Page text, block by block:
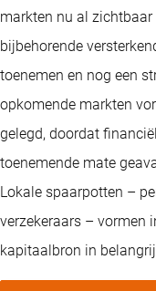
markten nu al
bijbehorende
toenemen en nog een
opkomende markten
gelegd, doordat
toenemende mate
Lokale spaarpotten –
verzekeraars – vormen
kapitaalbron in